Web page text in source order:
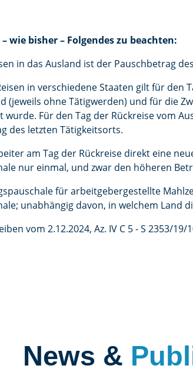
wie bisher – Folgendes zu beachten:
in das Ausland ist der Pauschbetrag
in verschiedene Staaten gilt für den
(jeweils ohne Tätigwerden) und für die
Für den Tag der Rückreise vom
des letzten Tätigkeitsorts.
am Tag der Rückreise direkt eine
nur einmal, und zwar den höheren
für arbeitgebergestellte
unabhängig davon, in welchem Land
vom 2.12.2024, Az. IV C 5 - S 2353/
News &